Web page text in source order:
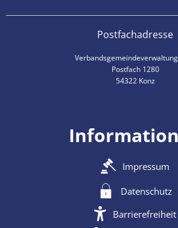
Postfachadresse
Postfach 1280
54322 Konz
Impressum
Datenschutz
Barrierefreiheit